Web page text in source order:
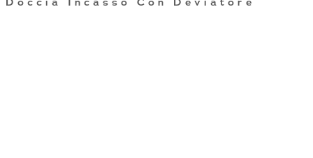
Doccia Incasso Con Deviatore